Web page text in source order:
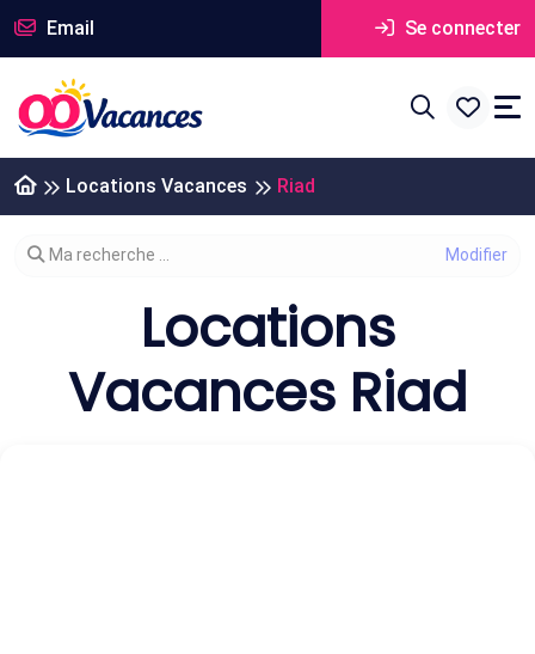
Email Se connecter
Locations Vacances Riad
Modifier votre recherche
Ma recherche ...
Locations
Vacances Riad